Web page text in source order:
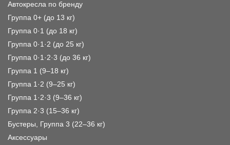
Автокресла по бренду
Группа 0+ (до 13 кг)
Группа 0·1 (до 18 кг)
Группа 0·1·2 (до 25 кг)
Группа 0·1·2·3 (до 36 кг)
Группа 1 (9–18 кг)
Группа 1·2 (9–25 кг)
Группа 1·2·3 (9–36 кг)
Группа 2·3 (15–36 кг)
Бустеры, Группа 3 (22–36 кг)
Аксессуары